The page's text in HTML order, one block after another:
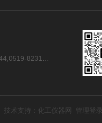
技术支持： 化工仪器网 管理登录